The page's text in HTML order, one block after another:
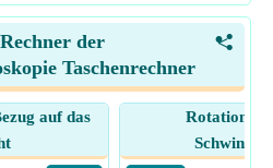
<
der
Taschenrechner
auf das